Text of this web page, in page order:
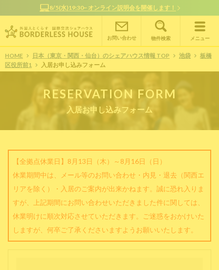
8/5(水)19:30~ オンライン説明会を開催します！
お問い合わせ 物件検索 メニュー
HOME 日本（東京・関西・仙台）のシェアハウス情報 TOP 池袋
板橋
区役所前1
入居お申し込みフォーム
RESERVATION FORM
入居お申し込みフォーム
【全拠点休業日】8月13日（木）～8月16日（日）
休業期間中は、メール等のお問い合わせ・内見・退去（関西エ
リアを除く）・入居のご案内が出来かねます。誠に恐れ入りま
すが、上記期間にお問い合わせいただきました件に関しては、
休業明けに順次対応させていただきます。ご迷惑をおかけいた
しますが、何卒ご了承くださいますようお願いいたします。